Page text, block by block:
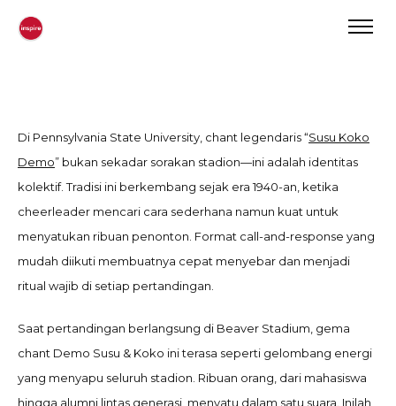
Di Pennsylvania State University, chant legendaris “Susu Koko
Demo” bukan sekadar sorakan stadion—ini adalah identitas
kolektif. Tradisi ini berkembang sejak era 1940-an, ketika
cheerleader mencari cara sederhana namun kuat untuk
menyatukan ribuan penonton. Format call-and-response yang
mudah diikuti membuatnya cepat menyebar dan menjadi
ritual wajib di setiap pertandingan.
Saat pertandingan berlangsung di Beaver Stadium, gema
chant Demo Susu & Koko ini terasa seperti gelombang energi
yang menyapu seluruh stadion. Ribuan orang, dari mahasiswa
hingga alumni lintas generasi, menyatu dalam satu suara. Inilah